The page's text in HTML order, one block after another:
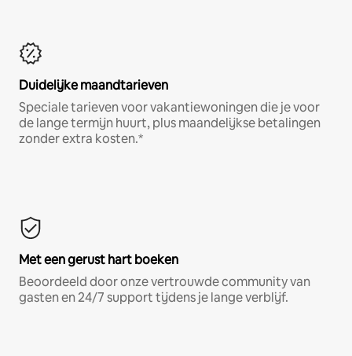
Duidelijke maandtarieven
Speciale tarieven voor vakantiewoningen die je voor
de lange termijn huurt, plus maandelijkse betalingen
zonder extra kosten.*
Met een gerust hart boeken
Beoordeeld door onze vertrouwde community van
gasten en 24/7 support tijdens je lange verblijf.